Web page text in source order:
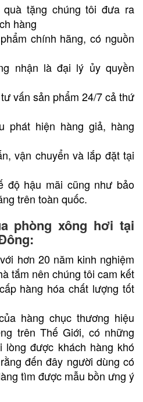
tặng chúng tôi đưa ra
hàng
chính hãng, có nguồn
nhận là đại lý ủy quyền
vấn sản phẩm 24/7 cả thứ
phát hiện hàng giả, hàng
vận chuyển và lắp đặt tại
độ hậu mãi cũng như bảo
trên toàn quốc.
phòng xông hơi tại
hơn 20 năm kinh nghiệm
tắm nên chúng tôi cam kết
hàng hóa chất lượng tốt
hàng chục thương hiệu
trên Thế Giới, có những
lòng được khách hàng khó
đến đây người dùng có
tìm được mẫu bồn ưng ý